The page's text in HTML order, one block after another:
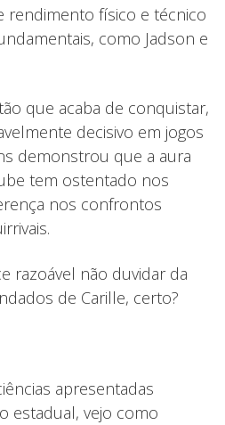
rendimento físico e técnico
como Jadson e
que acaba de conquistar,
decisivo em jogos
demonstrou que a aura
tem ostentado nos
nos confrontos
razoável não duvidar da
de Carille, certo?
apresentadas
estadual, vejo como